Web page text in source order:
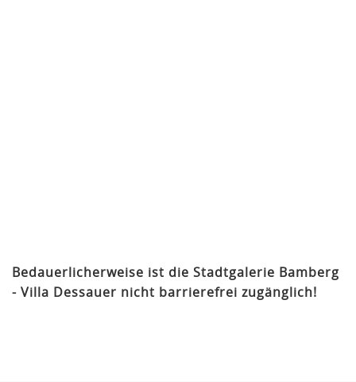
Bedauerlicherweise ist die Stadtgalerie Bamberg
- Villa Dessauer nicht barrierefrei zugänglich!